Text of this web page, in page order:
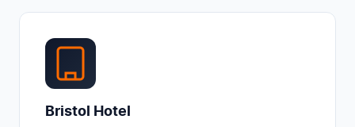
Bristol Hotel